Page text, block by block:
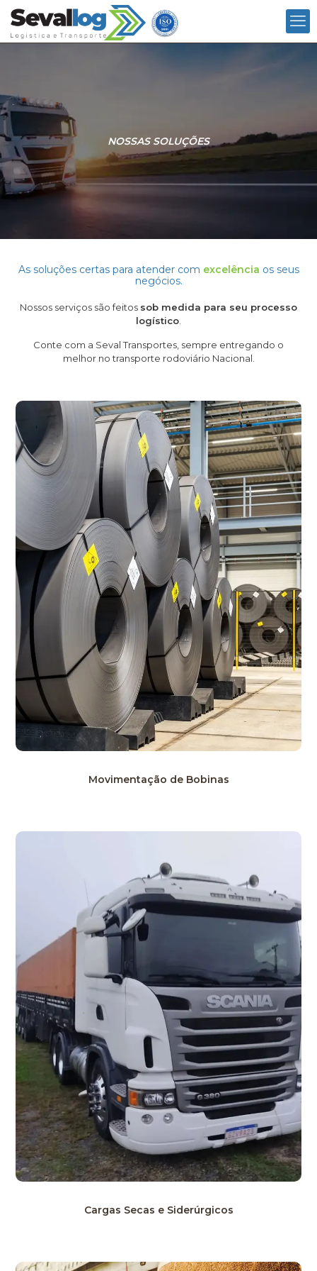
NOSSAS SOLUÇÕES
As soluções certas para atender com excelência os seus
negócios.
Nossos serviços são feitos sob medida para seu processo
logístico
Conte com a Seval Transportes, sempre entregando o
melhor no transporte rodoviário Nacional.
Movimentação de Bobinas
Cargas Secas e Siderúrgicos